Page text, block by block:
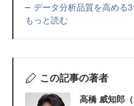
データ分析品質を高める
もっと読む
この記事の著者
高橋 威知郎